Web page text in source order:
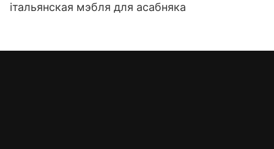
італьянская мэбля для асабняка